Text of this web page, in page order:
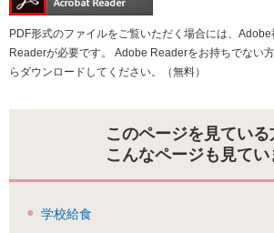
PDF形式のファイルをご覧いただく場合には、
Readerが必要です。
Adobe Readerをお持ちでない
らダウンロードしてください。（無料）
このページを見ている
こんなページも見てい
学校給食